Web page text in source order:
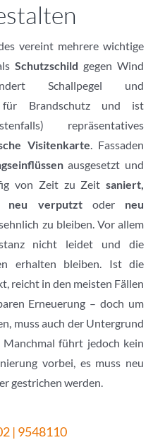
vereint mehrere wichtige
Schutzschild gegen Wind
Schallpegel und
für Brandschutz und ist
repräsentatives
Visitenkarte. Fassaden
ausgesetzt und
von Zeit zu Zeitsaniert,
neu verputztoder neu
zu bleiben. Vor allem
nicht leidet und die
erhalten bleiben. Ist die
reicht in den meisten Fällen
Erneuerung – doch um
muss auch der Untergrund
führt jedoch kein
vorbei, es muss neu
gestrichen werden.
| 9548110